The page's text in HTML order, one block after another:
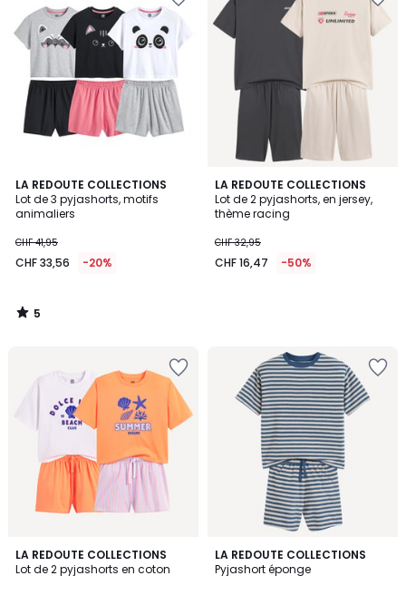
LA REDOUTE COLLECTIONS
Lot de 3 pyjashorts, motifs
animaliers
CHF 41,95
CHF 33,56 -20%
5
/
5
5
/
LA REDOUTE COLLECTIONS
Lot de 2 pyjashorts, en jersey,
thème racing
CHF 32,95
CHF 16,47 -50%
LA REDOUTE COLLECTIONS
Lot de 2 pyjashorts en coton
LA REDOUTE COLLECTIONS
Pyjashort éponge
4
/
2
Couleurs